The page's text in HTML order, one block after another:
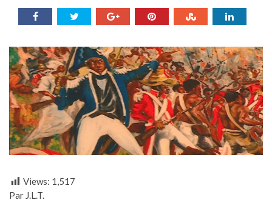
Views: 1,517
Par J.L.T.